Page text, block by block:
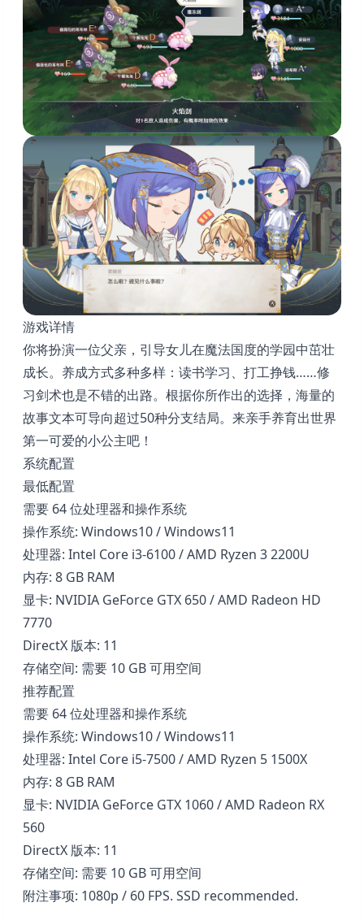
游戏详情
你将扮演一位父亲，引导女儿在魔法国度的学园中茁壮
成长。养成方式多种多样：读书学习、打工挣钱……修
习剑术也是不错的出路。根据你所作出的选择，海量的
故事文本可导向超过50种分支结局。来亲手养育出世界
第一可爱的小公主吧！
系统配置
最低配置
需要 64 位处理器和操作系统
操作系统: Windows10 / Windows11
处理器: Intel Core i3-6100 / AMD Ryzen 3 2200U
内存: 8 GB RAM
显卡: NVIDIA GeForce GTX 650 / AMD Radeon HD
7770
DirectX 版本: 11
存储空间: 需要 10 GB 可用空间
推荐配置
需要 64 位处理器和操作系统
操作系统: Windows10 / Windows11
处理器: Intel Core i5-7500 / AMD Ryzen 5 1500X
内存: 8 GB RAM
显卡: NVIDIA GeForce GTX 1060 / AMD Radeon RX
560
DirectX 版本: 11
存储空间: 需要 10 GB 可用空间
附注事项: 1080p / 60 FPS. SSD recommended.